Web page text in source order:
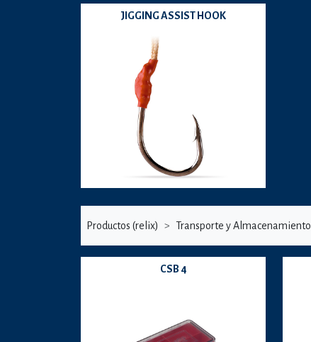
JIGGING ASSIST HOOK
Productos (relix) Transporte y Almacenamiento
CSB 4